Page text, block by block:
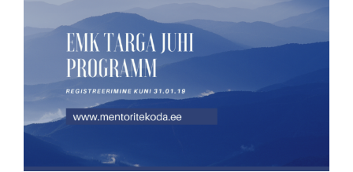
Larger